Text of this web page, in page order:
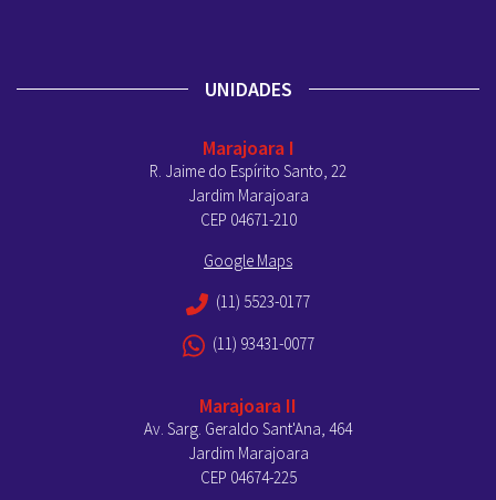
UNIDADES
Marajoara I
R. Jaime do Espírito Santo, 22
Jardim Marajoara
CEP 04671-210
Google Maps
(11) 5523-0177
(11) 93431-0077
Marajoara II
Av. Sarg. Geraldo Sant'Ana, 464
Jardim Marajoara
CEP 04674-225